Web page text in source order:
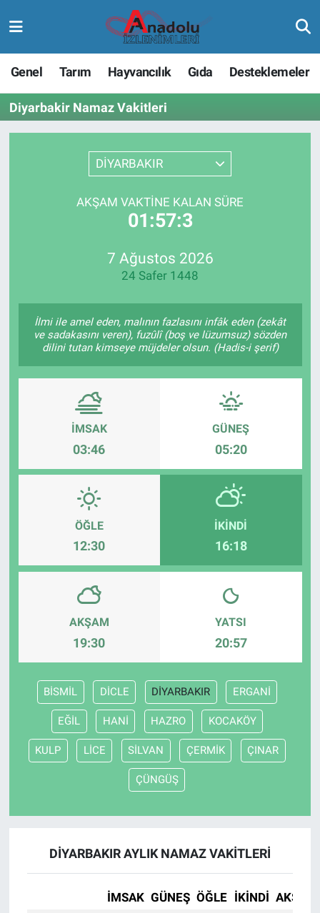
Genel Tarım Hayvancılık Gıda Desteklemeler
Diyarbakir Namaz Vakitleri
DİYARBAKIR
AKŞAM VAKTINE KALAN SÜRE
01:57:3
7 Ağustos 2026
24 Safer 1448
İlmi ile amel eden, malının fazlasını infâk eden (zekât
ve sadakasını veren), fuzûlî (boş ve lüzumsuz) sözden
dilini tutan kimseye müjdeler olsun. (Hadis-i şerif)
İMSAK
03:46
GÜNEŞ
05:20
ÖĞLE
12:30
İKINDI
16:18
AKŞAM
19:30
YATSI
20:57
BİSMİL DİCLE DİYARBAKIR ERGANİ
EĞİL HANİ HAZRO KOCAKÖY
KULP LİCE SİLVAN ÇERMİK ÇINAR
ÇÜNGÜŞ
DİYARBAKIR AYLIK NAMAZ VAKITLERI
İMSAK GÜNEŞ ÖĞLE İKINDI AKŞAM